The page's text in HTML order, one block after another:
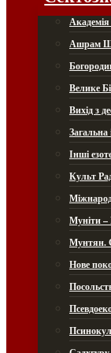
Ашрам
Велике
Вихід з
Загальна
Інші
Культ
Муніти –
Мунтян.
Нове